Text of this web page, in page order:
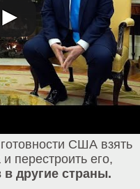
США взять
перестроить его,
в другие страны.